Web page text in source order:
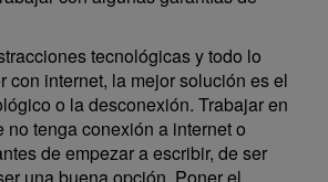
tecnológicas y todo lo
con internet, la mejor solución es el
o la desconexión. Trabajar en
no tenga conexión a internet o
de empezar a escribir, de ser